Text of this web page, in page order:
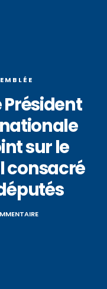
Président
sur le
consacré